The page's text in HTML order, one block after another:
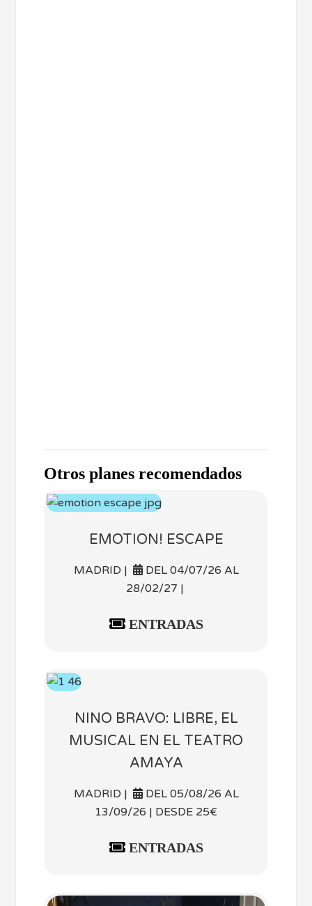
Otros planes recomendados
EMOTION! ESCAPE
MADRID |
DEL 04/07/26 AL
28/02/27 |
ENTRADAS
NINO BRAVO: LIBRE, EL
MUSICAL EN EL TEATRO
AMAYA
MADRID |
DEL 05/08/26 AL
13/09/26 | DESDE 25€
ENTRADAS